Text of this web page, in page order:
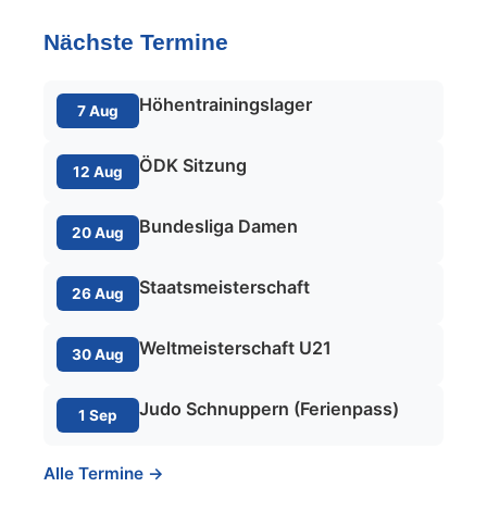
Nächste Termine
7 Aug Höhentrainingslager
12 Aug ÖDK Sitzung
20 Aug Bundesliga Damen
26 Aug Staatsmeisterschaft
30 Aug Weltmeisterschaft U21
1 Sep Judo Schnuppern (Ferienpass)
Alle Termine →